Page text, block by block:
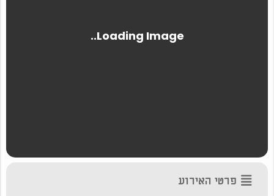
פרטי האירוע